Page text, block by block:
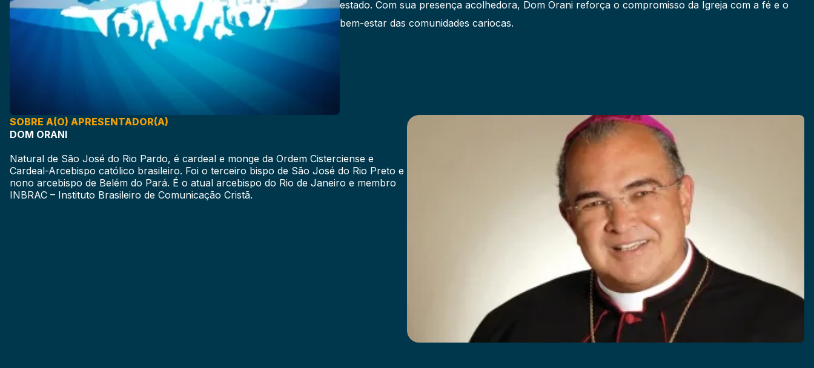
estado. Com sua presença acolhedora, Dom Orani reforça o compromisso da Igreja com a fé e o
bem-estar das comunidades cariocas.
SOBRE A(O) APRESENTADOR(A)
DOM ORANI
Natural de São José do Rio Pardo, é cardeal e monge da Ordem Cisterciense e
Cardeal-Arcebispo católico brasileiro. Foi o terceiro bispo de São José do Rio Preto e
nono arcebispo de Belém do Pará. É o atual arcebispo do Rio de Janeiro e membro
INBRAC – Instituto Brasileiro de Comunicação Cristã.